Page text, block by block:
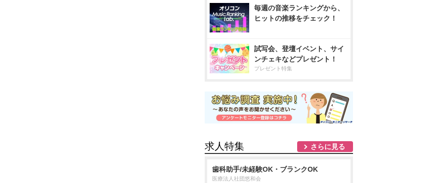
毎週の音楽ランキングから、
ヒットの推移をチェック！
試写会、登壇イベント、サイ
ンチェキなどプレゼント！
プレゼント特集
求人特集 さらに見る
歯科助手/未経験OK・ブランクOK
医療法人社団悠和会